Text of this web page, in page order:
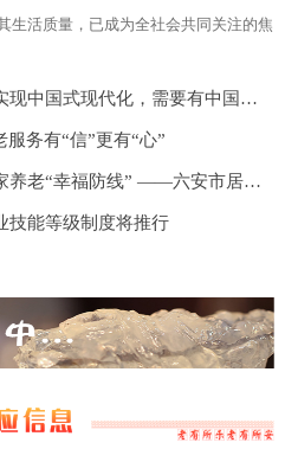
生活质量，已成为全社会共同关注的焦
「经济发展」林毅夫：要实现中国式现代化，需要有中国特色的养老制度
务有“信”更有“心”
精准施策暖夕阳，筑牢居家养老“幸福防线” ——六安市居家和社区基本养老服务提升行动项目舒城地区的全面实施
技能等级制度将推行